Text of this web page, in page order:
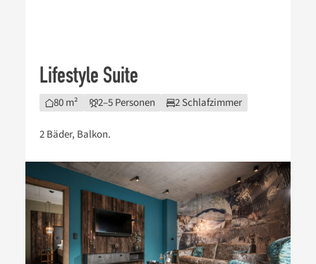
Lifestyle Suite
80 m² 2–5 Personen
2 Bäder, Balkon.